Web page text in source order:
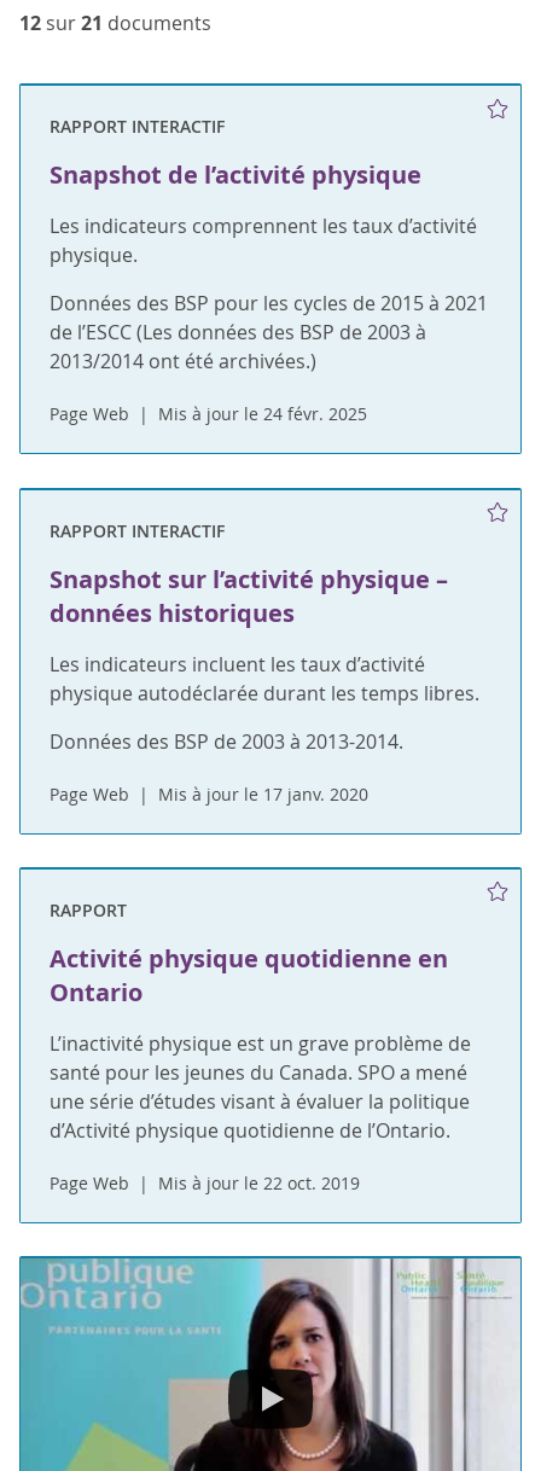
12 sur21 documents
RAPPORT INTERACTIF
Snapshot de l’activité physique
Les indicateurs comprennent les taux d’activité
physique.
Données des BSP pour les cycles de 2015 à 2021
de l’ESCC (Les données des BSP de 2003 à
2013/2014 ont été archivées.)
Page Web Mis à jour le 24 févr. 2025
RAPPORT INTERACTIF
Snapshot sur l’activité physique –
données historiques
Les indicateurs incluent les taux d’activité
physique autodéclarée durant les temps libres.
Données des BSP de 2003 à 2013-2014.
Page Web Mis à jour le 17 janv. 2020
RAPPORT
Activité physique quotidienne en
Ontario
L’inactivité physique est un grave problème de
santé pour les jeunes du Canada. SPO a mené
une série d’études visant à évaluer la politique
d’Activité physique quotidienne de l’Ontario.
Page Web Mis à jour le 22 oct. 2019